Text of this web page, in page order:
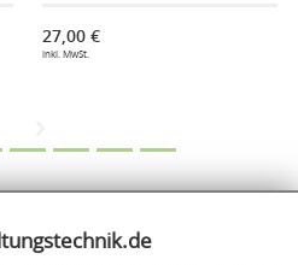
27,00 €
inkl. MwSt.